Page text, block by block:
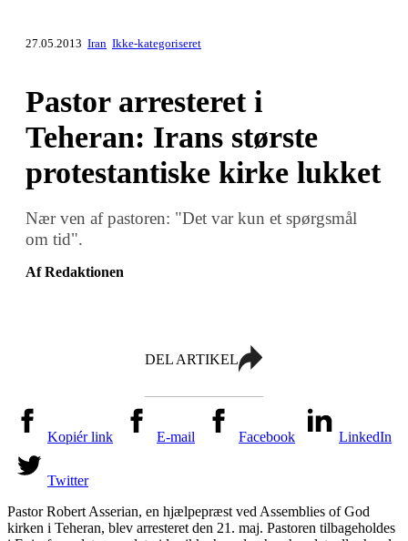
27.05.2013 Iran Ikke-kategoriseret
Pastor arresteret i
Teheran: Irans største
protestantiske kirke lukket
Nær ven af pastoren: "Det var kun et spørgsmål
om tid".
Af Redaktionen
DEL ARTIKEL
Kopiér link E-mail Facebook LinkedIn
Twitter
Pastor Robert Asserian, en hjælpepræst ved Assemblies of God
kirken i Teheran, blev arresteret den 21. maj. Pastoren tilbageholdes